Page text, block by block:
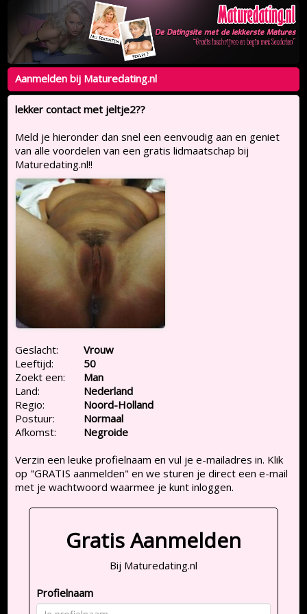
Aanmelden bij Maturedating.nl
lekker contact met jeltje2??
Meld je hieronder dan snel een eenvoudig aan en geniet
van alle voordelen van een gratis lidmaatschap bij
Maturedating.nl!!
Geslacht:
Vrouw
Leeftijd:
50
Zoekt een:
Man
Land:
Nederland
Regio:
Noord-Holland
Postuur:
Normaal
Afkomst:
Negroide
Verzin een leuke profielnaam en vul je e-mailadres in. Klik
op "GRATIS aanmelden" en we sturen je direct een e-mail
met je wachtwoord waarmee je kunt inloggen.
Gratis Aanmelden
Bij Maturedating.nl
Profielnaam